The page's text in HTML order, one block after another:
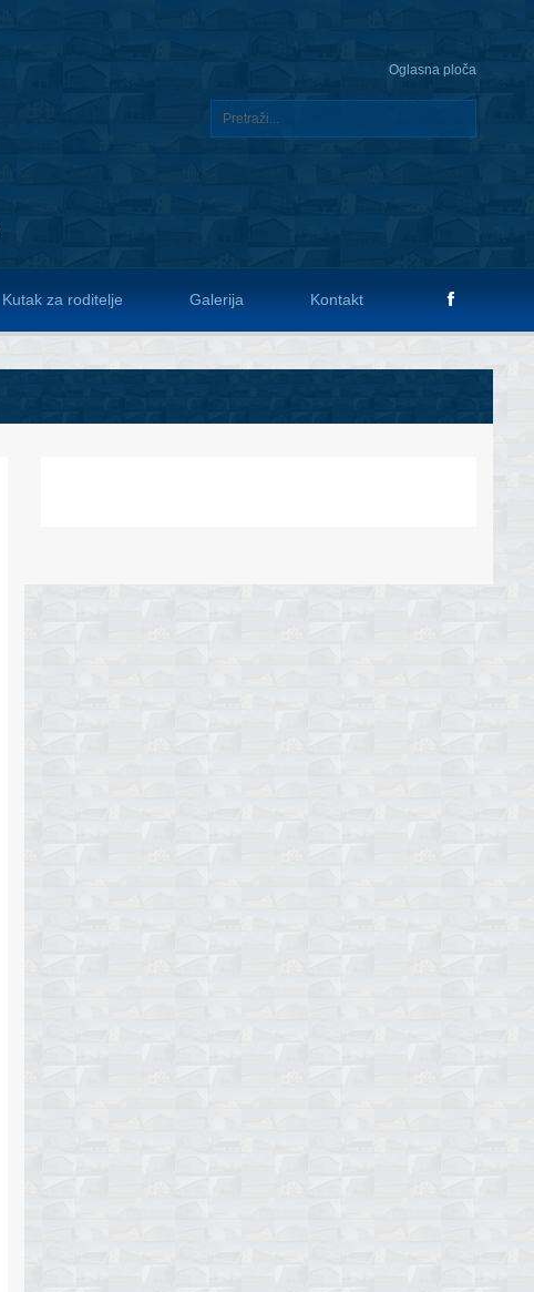
Oglasna ploča
Kutak za roditelje Galerija Kontakt